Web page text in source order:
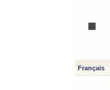
Français